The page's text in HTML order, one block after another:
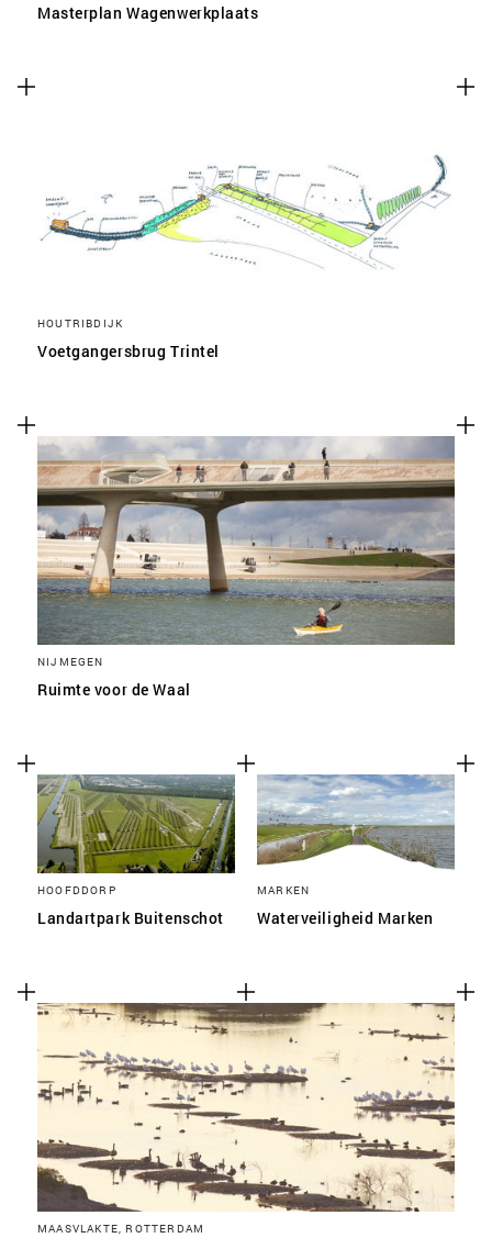
Masterplan Wagenwerkplaats
HOUTRIBDIJK
Voetgangersbrug Trintel
NIJMEGEN
Ruimte voor de Waal
HOOFDDORP
Landartpark Buitenschot
MARKEN
Waterveiligheid Marken
MAASVLAKTE, ROTTERDAM